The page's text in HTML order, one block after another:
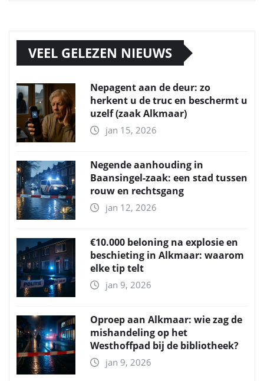
VEEL GELEZEN NIEUWS
Nepagent aan de deur: zo
herkent u de truc en beschermt u
uzelf (zaak Alkmaar)
jan 15, 2026
Negende aanhouding in
Baansingel-zaak: een stad tussen
rouw en rechtsgang
jan 12, 2026
€10.000 beloning na explosie en
beschieting in Alkmaar: waarom
elke tip telt
jan 9, 2026
Oproep aan Alkmaar: wie zag de
mishandeling op het
Westhoffpad bij de bibliotheek?
jan 9, 2026